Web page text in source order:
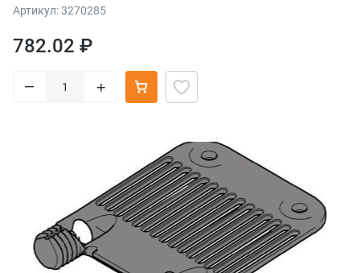
Артикул: 3270285
782.02 ₽
– +